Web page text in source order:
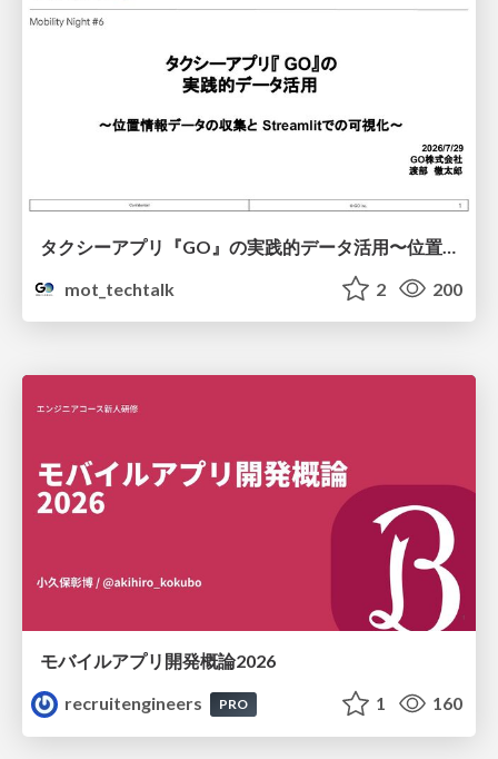
mot_techtalk
2 200
モバイルアプリ開発概論2026
recruitengineers
PRO 1 160